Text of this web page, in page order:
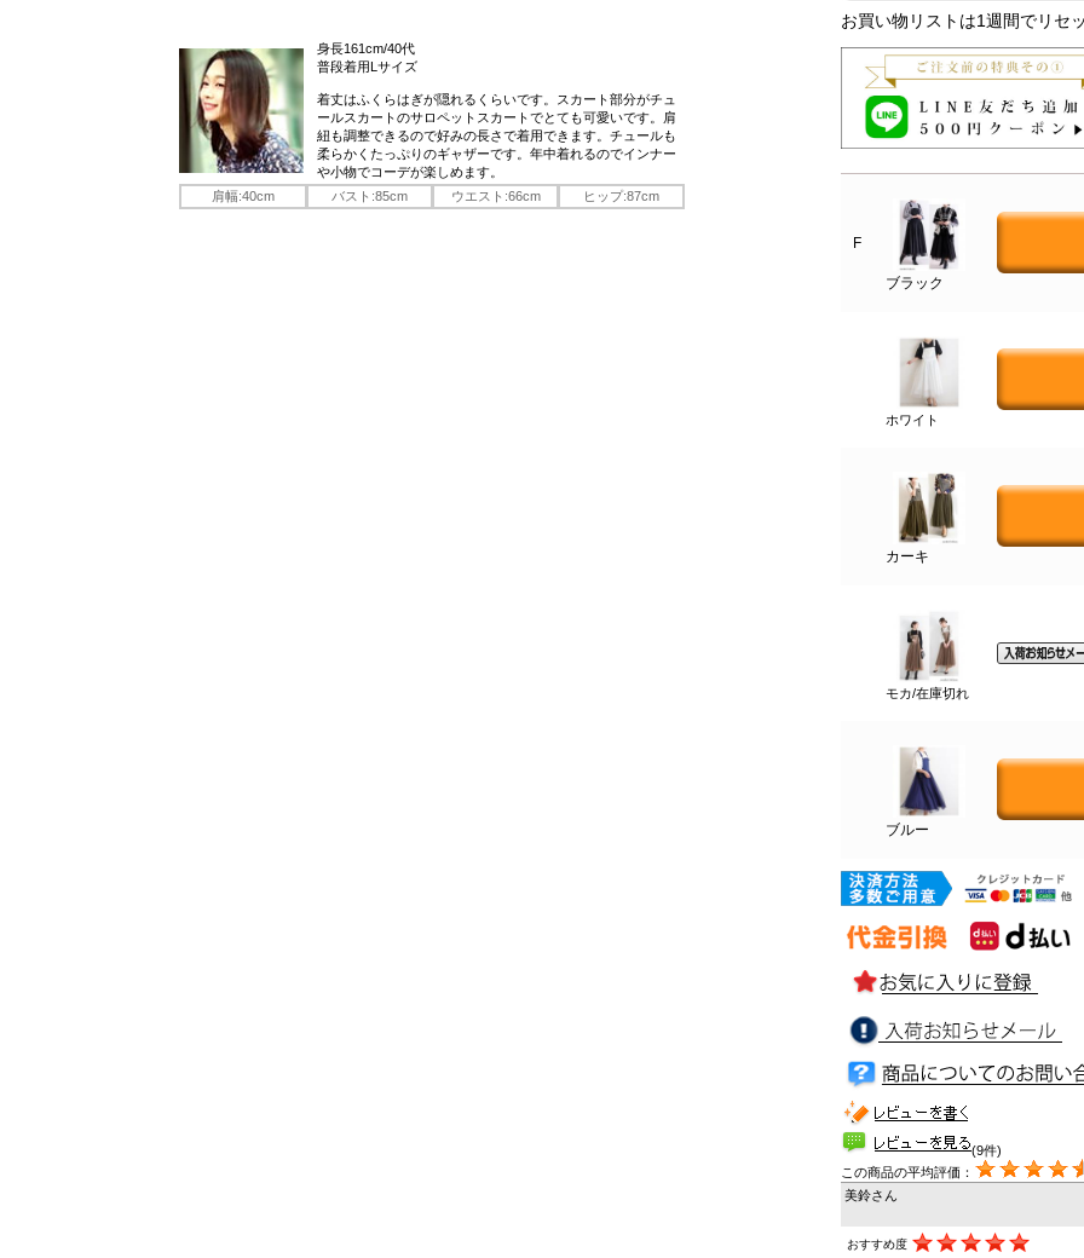
身長161cm/40代
普段着用Lサイズ
着丈はふくらはぎが隠れるくらいです。スカート部分がチュ
ールスカートのサロペットスカートでとても可愛いです。肩
紐も調整できるので好みの長さで着用できます。チュールも
柔らかくたっぷりのギャザーです。年中着れるのでインナー
や小物でコーデが楽しめます。
肩幅:40cm
バスト:85cm ウエスト:66cm ヒップ:87cm
お買い物リストは1週間でリセ
F
ブラック
ホワイト
カーキ
モカ/在庫切れ
ブルー
(9件)
この商品の平均評価：
美鈴さん
おすすめ度